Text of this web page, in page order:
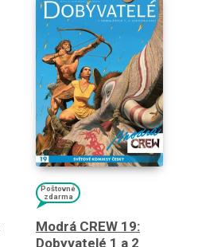
Poštovné
zdarma
Modrá CREW 19:
Dobyvatelé 1 a 2